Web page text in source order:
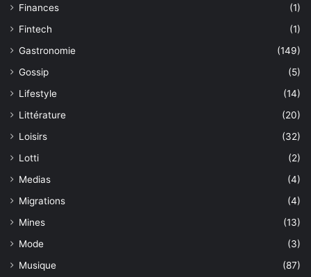
Finances
(1)
Fintech
(1)
Gastronomie
(149)
Gossip
(5)
Lifestyle
(14)
Littérature
(20)
Loisirs
(32)
Lotti
(2)
Medias
(4)
Migrations
(4)
Mines
(13)
Mode
(3)
Musique
(87)